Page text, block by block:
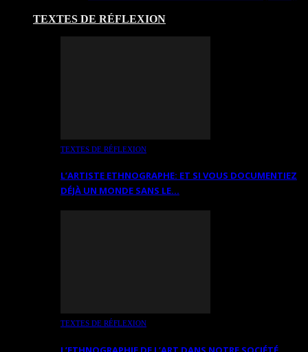
TEXTES DE RÉFLEXION
TEXTES DE RÉFLEXION
L’ARTISTE ETHNOGRAPHE: ET SI VOUS DOCUMENTIEZ
DÉJÀ UN MONDE SANS LE…
TEXTES DE RÉFLEXION